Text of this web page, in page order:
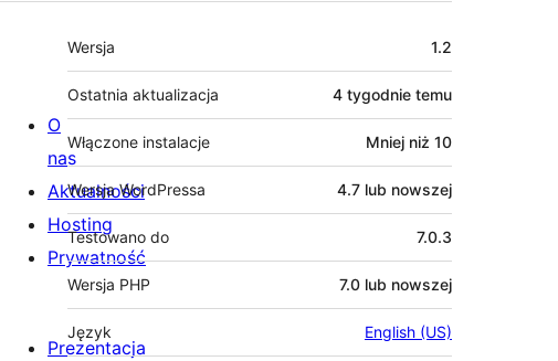
Meta
Wersja 1.2
Ostatnia aktualizacja 4 tygodnie temu
Włączone instalacje Mniej niż 10
Wersja WordPressa 4.7 lub nowszej
Testowano do 7.0.3
Wersja PHP 7.0 lub nowszej
Język English (US)
O
nas
Aktualności
Hosting
Prywatność
Prezentacja